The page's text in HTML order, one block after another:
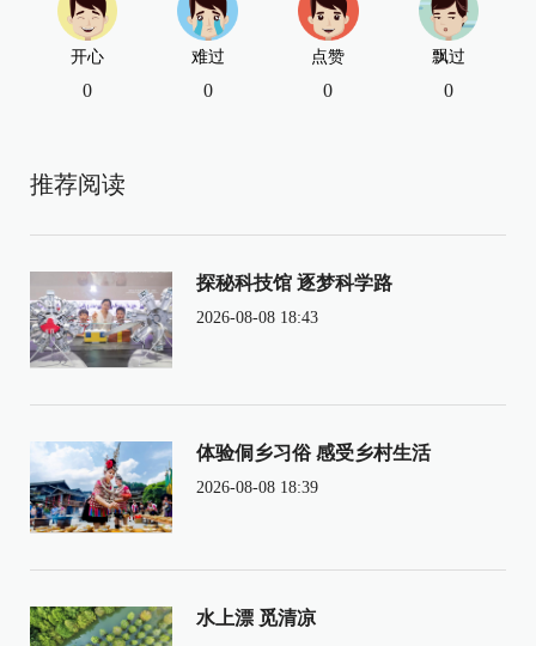
开心
0
难过
0
点赞
0
飘过
0
推荐阅读
探秘科技馆 逐梦科学路
2026-08-08 18:43
体验侗乡习俗 感受乡村生活
2026-08-08 18:39
水上漂 觅清凉